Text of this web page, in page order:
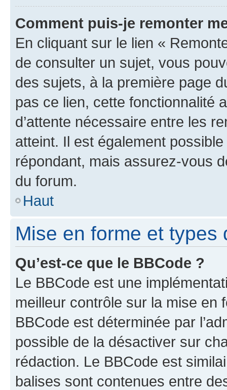
Comment puis-je remonter
En cliquant sur le lien «
de consulter un sujet, vous
des sujets, à la première page
pas ce lien, cette fonctionnalité
d’attente nécessaire entre les
atteint. Il est également
répondant, mais assurez-vous
du forum.
Haut
Mise en forme et types
Qu’est-ce que le BBCode ?
Le BBCode est une
meilleur contrôle sur la mise en
BBCode est déterminée par
possible de la désactiver sur
rédaction. Le BBCode est
balises sont contenues entre